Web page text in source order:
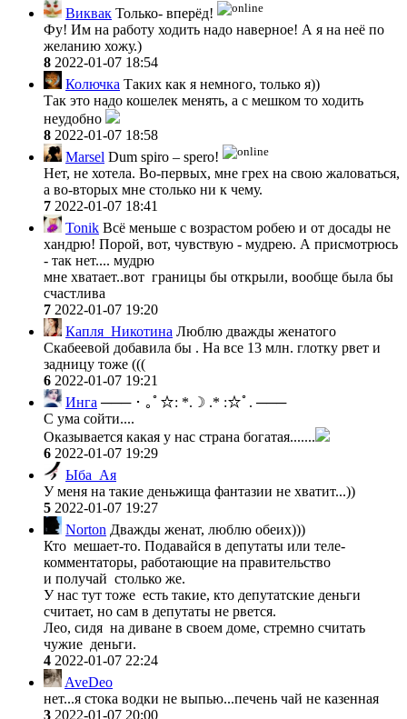
Виквак Только- вперёд!
Фу! Им на работу ходить надо наверное! А я на неё по
желанию хожу.)
8 2022-01-07 18:54
Колючка Таких как я немного, только я))
Так это надо кошелек менять, а с мешком то ходить
неудобно
8 2022-01-07 18:58
Marsel Dum spiro – spero!
Нет, не хотела. Во-первых, мне грех на свою жаловаться,
а во-вторых мне столько ни к чему.
7 2022-01-07 18:41
Tonik Всё меньше с возрастом робею и от досады не
хандрю! Порой, вот, чувствую - мудрею. А присмотрюсь
- так нет.... мудрю
мне хватает..вот границы бы открыли, вообще была бы
счастлива
7 2022-01-07 19:20
Капля_Никотина Люблю дважды женатого
Скабеевой добавила бы . На все 13 млн. глотку рвет и
задницу тоже (((
6 2022-01-07 19:21
Инга ─── ･ ｡ﾟ☆: *.☽ .* :☆ﾟ. ───
С ума сойти....
Оказывается какая у нас страна богатая.......
6 2022-01-07 19:29
Ыба_Ая
У меня на такие деньжища фантазии не хватит...))
5 2022-01-07 19:27
Norton Дважды женат, люблю обеих)))
Кто мешает-то. Подавайся в депутаты или теле-
комментаторы, работающие на правительство
и получай столько же.
У нас тут тоже есть такие, кто депутатские деньги
считает, но сам в депутаты не рвется.
Лео, сидя на диване в своем доме, стремно считать
чужие деньги.
4 2022-01-07 22:24
AveDeo
нет...я стока водки не выпью...печень чай не казенная
3 2022-01-07 20:00